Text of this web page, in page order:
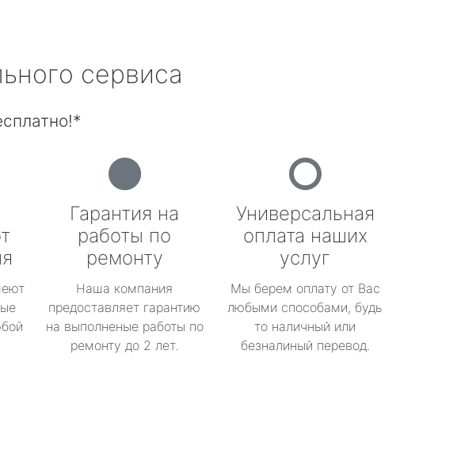
сервиса
Гарантия на
работы по
ремонту
Наша компания
предоставляет гарантию
на выполненые работы по
ремонту до 2 лет.
Универсальная
оплата наших
услуг
Мы берем оплату от Вас
любыми способами, будь
то наличный или
безналиный перевод.